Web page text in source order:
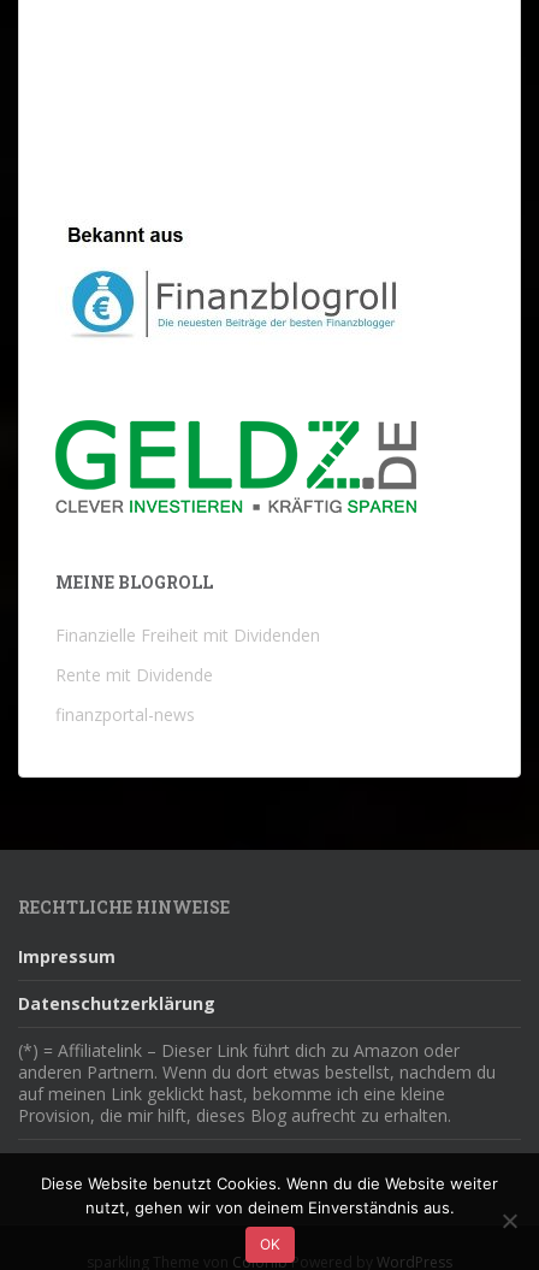
MEINE BLOGROLL
Finanzielle Freiheit mit Dividenden
Rente mit Dividende
finanzportal-news
RECHTLICHE HINWEISE
Impressum
Datenschutzerklärung
(*) = Affiliatelink – Dieser Link führt dich zu Amazon oder
anderen Partnern. Wenn du dort etwas bestellst, nachdem du
auf meinen Link geklickt hast, bekomme ich eine kleine
Provision, die mir hilft, dieses Blog aufrecht zu erhalten.
sparkling Theme von ColorlibPowered by WordPress
Diese Website benutzt Cookies. Wenn du die Website weiter
nutzt, gehen wir von deinem Einverständnis aus.
OK